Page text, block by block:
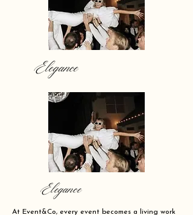
Elegance
Elegance
At Event&Co, every event becomes a living work